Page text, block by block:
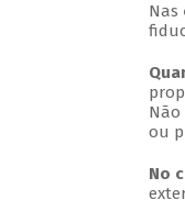
Nas
ou
No